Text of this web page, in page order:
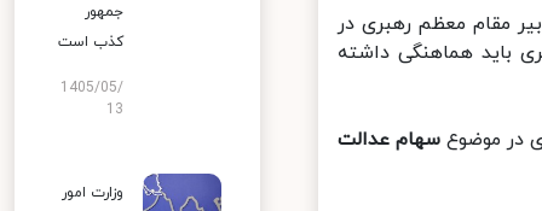
مقام معظم رهبری در
باید هماهنگی داشته
در موضوعسهام عدالت
جمهور
کذب است
1405/05/
13
وزارت امور